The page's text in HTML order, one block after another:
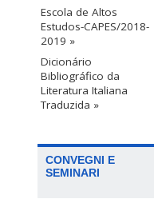
Escola de Altos
Estudos-CAPES/2018-
2019 »
Dicionário
Bibliográfico da
Literatura Italiana
Traduzida »
CONVEGNI E
SEMINARI